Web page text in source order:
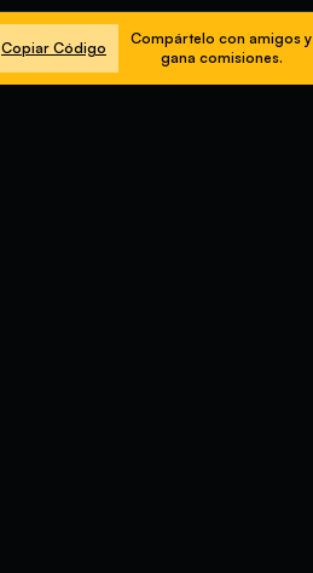
Copiar Código
Compártelo con amigos y
gana comisiones.